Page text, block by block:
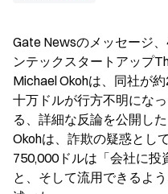
Gate Newsのメッセージ
ンテックスタートアップ
Michael Okohは、同社が
十万ドルが行方不明にな
る、詳細な反論を公開し
Okohは、詐欺の疑惑とし
750,000ドルは「会社に投
と、そして流用できるよ